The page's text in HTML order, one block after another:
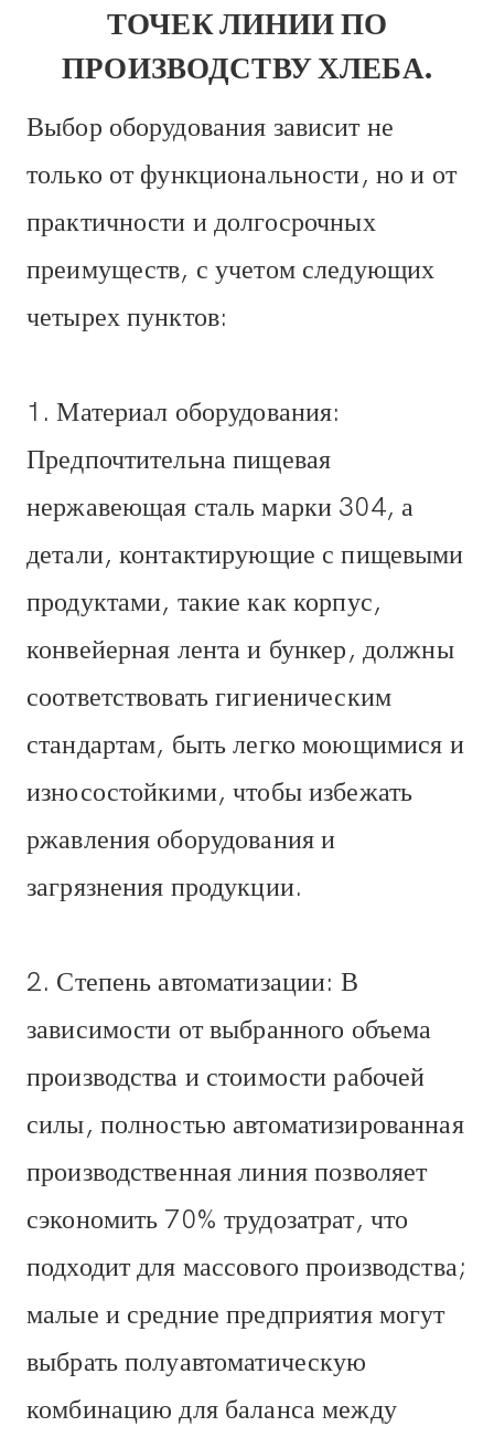
ТОЧЕК ЛИНИИ ПО
ПРОИЗВОДСТВУ ХЛЕБА.
Выбор оборудования зависит не
только от функциональности, но и от
практичности и долгосрочных
преимуществ, с учетом следующих
четырех пунктов:
1. Материал оборудования:
Предпочтительна пищевая
нержавеющая сталь марки 304, а
детали, контактирующие с пищевыми
продуктами, такие как корпус,
конвейерная лента и бункер, должны
соответствовать гигиеническим
стандартам, быть легко моющимися и
износостойкими, чтобы избежать
ржавления оборудования и
загрязнения продукции.
2. Степень автоматизации: В
зависимости от выбранного объема
производства и стоимости рабочей
силы, полностью автоматизированная
производственная линия позволяет
сэкономить 70% трудозатрат, что
подходит для массового производства;
малые и средние предприятия могут
выбрать полуавтоматическую
комбинацию для баланса между